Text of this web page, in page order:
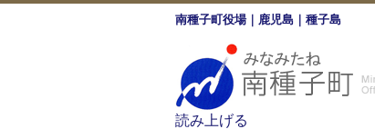
南種子町役場｜鹿児島｜種子島
読み上げる